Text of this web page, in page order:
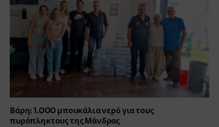
Βάρη: 1.000 μπουκάλια νερό για τους
πυρόπληκτους της Μάνδρας